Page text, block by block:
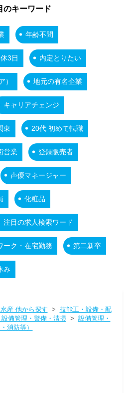
のキーワード
年齢不問
3日 内定とりたい
） 地元の有名企業
キャリアチェンジ
東 20代 初めて転職
営業 登録販売者
声優マネージャー
化粧品
注目の求人検索ワード
ーク・在宅勤務 第二新卒
み
産 他から探す > 技能工・設備・配
備管理・警備・清掃> 設備管理・
消防等）